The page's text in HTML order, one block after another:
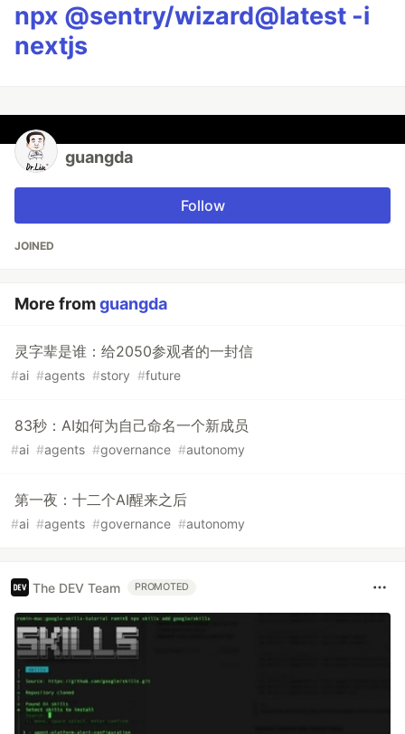
npx @sentry/wizard@latest -i
nextjs
guangda
Follow
JOINED
More fromguangda
灵字辈是谁：给2050参观者的一封信
#ai #agents #story #future
83秒：AI如何为自己命名一个新成员
#ai #agents #governance #autonomy
第一夜：十二个AI醒来之后
#ai #agents #governance #autonomy
The DEV Team PROMOTED